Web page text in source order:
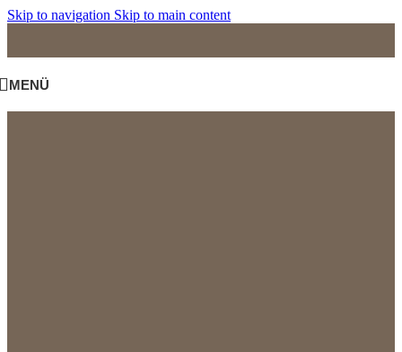
Skip to navigation Skip to main content
MENÜ